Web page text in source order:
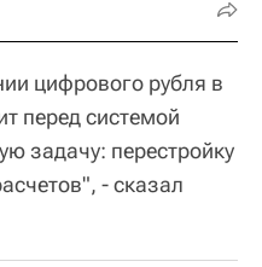
цифрового рубля в
перед системой
задачу: перестройку
- сказал